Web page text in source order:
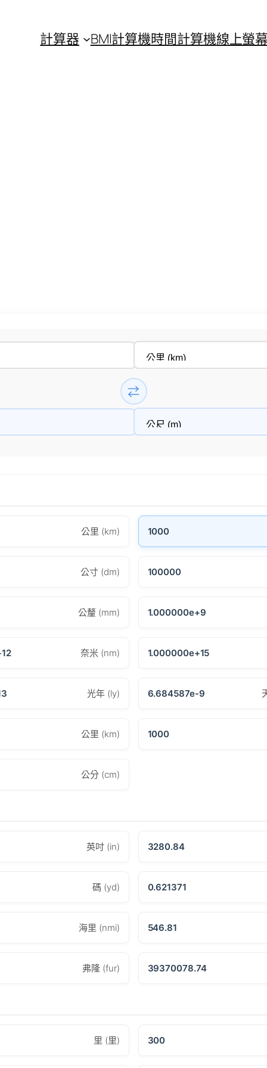
計算器 BMI計算機時間計算機線上螢
⇄
公里 (km) 1000
公寸 (dm) 100000
公釐 (mm) 1.000000e+9
奈米 (nm) 1.000000e+15
光年 (ly) 6.684587e-9
公里 (km) 1000
公分 (cm)
英吋 (in) 3280.84
碼 (yd) 0.621371
海里 (nmi) 546.81
弗隆 (fur) 39370078.74
里 (里) 300